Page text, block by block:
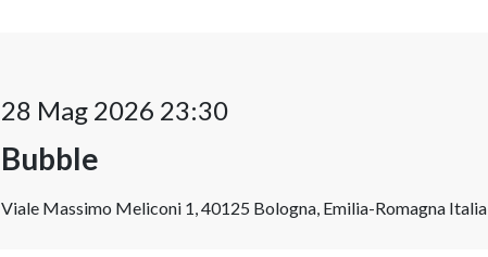
28 Mag 2026 23:30
Bubble
Viale Massimo Meliconi 1, 40125 Bologna, Emilia-Romagna Italia